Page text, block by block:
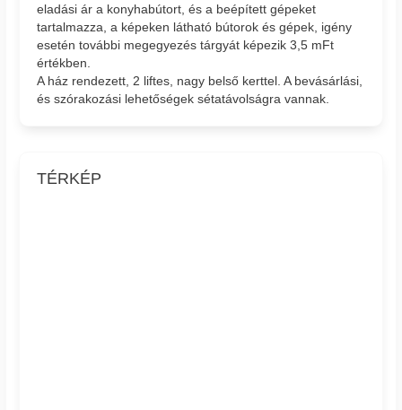
eladási ár a konyhabútort, és a beépített gépeket
tartalmazza, a képeken látható bútorok és gépek, igény
esetén további megegyezés tárgyát képezik 3,5 mFt
értékben.
A ház rendezett, 2 liftes, nagy belső kerttel. A bevásárlási,
és szórakozási lehetőségek sétatávolságra vannak.
TÉRKÉP